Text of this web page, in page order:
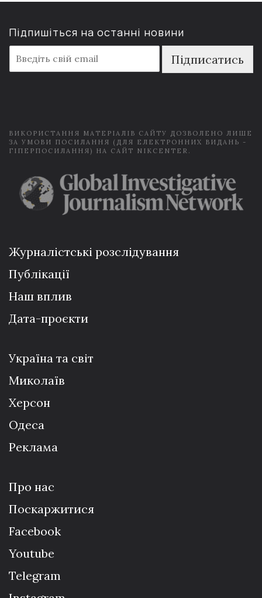
Підпишіться на останні новини
m
a
Підписатись
ВИКОРИСТАННЯ МАТЕРІАЛІВ САЙТУ ДОЗВОЛЕНО ЛИШЕ
ЗА УМОВИ ПОСИЛАННЯ (ДЛЯ ЕЛЕКТРОННИХ ВИДАНЬ -
ГІПЕРПОСИЛАННЯ) НА САЙТ NIKCENTER.
Журналістські розслідування
Публікації
Наш вплив
Дата-проєкти
Україна та світ
Миколаїв
Херсон
Одеса
Реклама
Про нас
Поскаржитися
Facebook
Youtube
Telegram